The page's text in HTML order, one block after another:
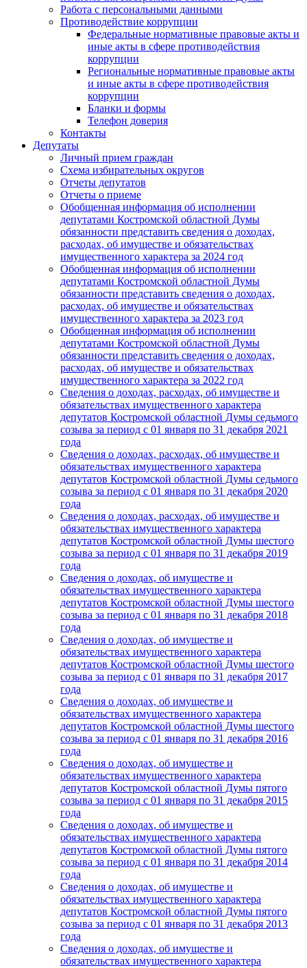
Работа с персональными данными
Противодействие коррупции
Федеральные нормативные правовые акты и
иные акты в сфере противодействия
коррупции
Региональные нормативные правовые акты
и иные акты в сфере противодействия
коррупции
Бланки и формы
Телефон доверия
Контакты
Депутаты
Личный прием граждан
Схема избирательных округов
Отчеты депутатов
Отчеты о приеме
Обобщенная информация об исполнении
депутатами Костромской областной Думы
обязанности представить сведения о доходах,
расходах, об имуществе и обязательствах
имущественного характера за 2024 год
Обобщенная информация об исполнении
депутатами Костромской областной Думы
обязанности представить сведения о доходах,
расходах, об имуществе и обязательствах
имущественного характера за 2023 год
Обобщенная информация об исполнении
депутатами Костромской областной Думы
обязанности представить сведения о доходах,
расходах, об имуществе и обязательствах
имущественного характера за 2022 год
Сведения о доходах, расходах, об имуществе и
обязательствах имущественного характера
депутатов Костромской областной Думы седьмого
созыва за период с 01 января по 31 декабря 2021
года
Сведения о доходах, расходах, об имуществе и
обязательствах имущественного характера
депутатов Костромской областной Думы седьмого
созыва за период с 01 января по 31 декабря 2020
года
Сведения о доходах, расходах, об имуществе и
обязательствах имущественного характера
депутатов Костромской областной Думы шестого
созыва за период с 01 января по 31 декабря 2019
года
Сведения о доходах, об имуществе и
обязательствах имущественного характера
депутатов Костромской областной Думы шестого
созыва за период с 01 января по 31 декабря 2018
года
Сведения о доходах, об имуществе и
обязательствах имущественного характера
депутатов Костромской областной Думы шестого
созыва за период с 01 января по 31 декабря 2017
года
Сведения о доходах, об имуществе и
обязательствах имущественного характера
депутатов Костромской областной Думы шестого
созыва за период с 01 января по 31 декабря 2016
года
Сведения о доходах, об имуществе и
обязательствах имущественного характера
депутатов Костромской областной Думы пятого
созыва за период с 01 января по 31 декабря 2015
года
Сведения о доходах, об имуществе и
обязательствах имущественного характера
депутатов Костромской областной Думы пятого
созыва за период с 01 января по 31 декабря 2014
года
Сведения о доходах, об имуществе и
обязательствах имущественного характера
депутатов Костромской областной Думы пятого
созыва за период с 01 января по 31 декабря 2013
года
Сведения о доходах, об имуществе и
обязательствах имущественного характера